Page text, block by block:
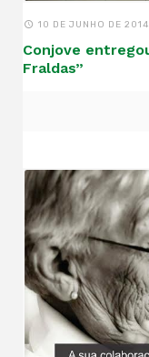
10 DE JUNHO DE 2014
Conjove
Fraldas”